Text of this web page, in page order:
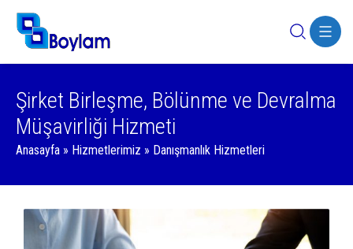
Şirket Birleşme, Bölünme ve Devralma
Müşavirliği Hizmeti
Anasayfa » Hizmetlerimiz » Danışmanlık Hizmetleri